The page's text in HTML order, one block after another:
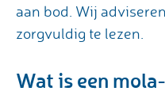
aan bod. Wij
zorgvuldig te lezen.
Wat is een